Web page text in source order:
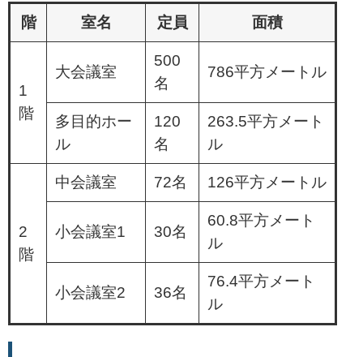
階 室名 定員 面積
1
階
大会議室
500
名
786平方メートル
多目的ホー
ル
120
名
263.5平方メート
ル
2
階
中会議室 72名 126平方メートル
小会議室1 30名
60.8平方メート
ル
小会議室2 36名
76.4平方メート
ル